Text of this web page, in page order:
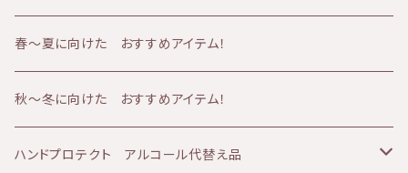
AMBESSA & CO（アンベッサアンドコー）
yuica（ユイカ）
sisiFILLE （シシフィーユ）
アトピー肌
エイジング肌
日焼け肌
メンズケア
冷え
ベビーアイテム
50代
60代
バーム
クリーム
美容液
フェイシャルコース
60分コース
90分コース
ボディコース
60分コース
ボディ＆フェイシャルコース
春〜夏に向けた おすすめアイテム！
秋～冬に向けた おすすめアイテム！
ハンドプロテクト アルコール代替え品